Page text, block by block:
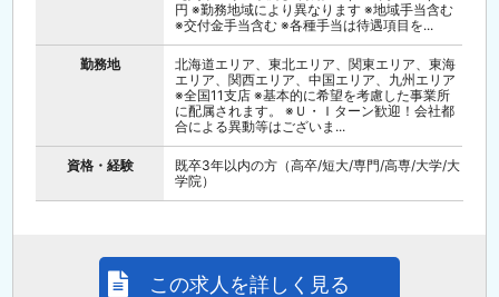
円 ※勤務地域により異なります ※地域手当含む
※交付金手当含む ※各種手当は待遇項目を...
勤務地
北海道エリア、東北エリア、関東エリア、東海
エリア、関西エリア、中国エリア、九州エリア
※全国11支店 ※基本的に希望を考慮した事業所
に配属されます。 ※Ｕ・Ｉターン歓迎！会社都
合による異動等はございま...
資格・経験
既卒3年以内の方（高卒/短大/専門/高専/大学/大
学院）
この求人を詳しく見る